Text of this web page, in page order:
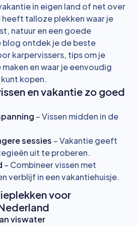
in eigen land of net over
talloze plekken waar je
natuur en een goede
blog ontdek je de beste
karpervissers, tips om je
en waar je eenvoudig
kunt kopen.
en vakantie zo goed
– Vissen midden in de
sessies – Vakantie geeft
uit te proberen.
– Combineer vissen met
verblijf in een vakantiehuisje.
voor
viswater